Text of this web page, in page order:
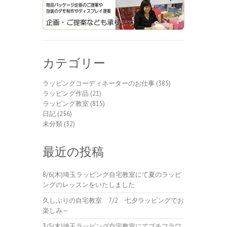
カテゴリー
ラッピングコーディネーターのお仕事 (385)
ラッピング作品 (21)
ラッピング教室 (815)
日記 (256)
未分類 (32)
最近の投稿
8/6(木)埼玉ラッピング自宅教室にて夏のラッピ
ングのレッスンをいたしました
久しぶりの自宅教室 7/2 七夕ラッピングでお
楽しみ～